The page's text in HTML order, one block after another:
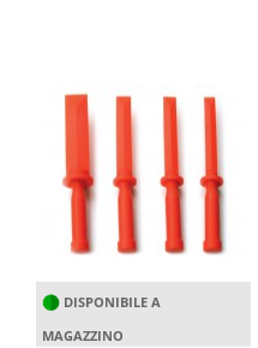
DISPONIBILE A
MAGAZZINO